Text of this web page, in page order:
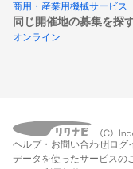
商用・産業用機械サービス
同じ開催地の募集を探
オンライン
ヘルプ・お問い合わせ ログ
データを使ったサービスの